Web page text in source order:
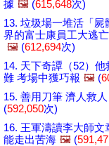
據 🖼️ (615,648次)
13. 垃圾場一堆活「屍
界的富士康員工大逃
🖼️ (612,694次)
14. 天下奇譚（52）他
難 考場中獲巧報 🖼️ (
15. 善用刀筆 濟人救人
(592,050次)
16. 王軍濤讀李大師文
能走出苦海 🖼️ (